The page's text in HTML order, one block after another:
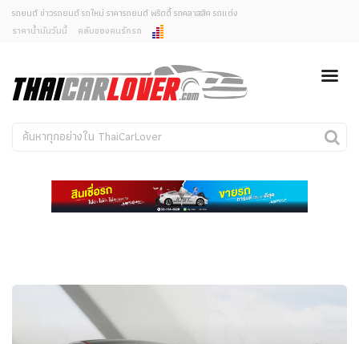
ยกเลิกการแจ้งเตือน
คุณต้องการยกเลิกการแจ้งเตือนข่าวสารเมื่อมีการอัพเดต
ใช่หรือไม่?
ไม่
รถยนต์ ข่าวรถยนต์ รถใหม่ ราคารถยนต์ พริตตี้ รถคลาสสิค รถแต่ง
ราคาน้ำมันวันนี้
คลับของคนรักรถ
รถใหม่
คนรักรถ
งานแสดงรถ